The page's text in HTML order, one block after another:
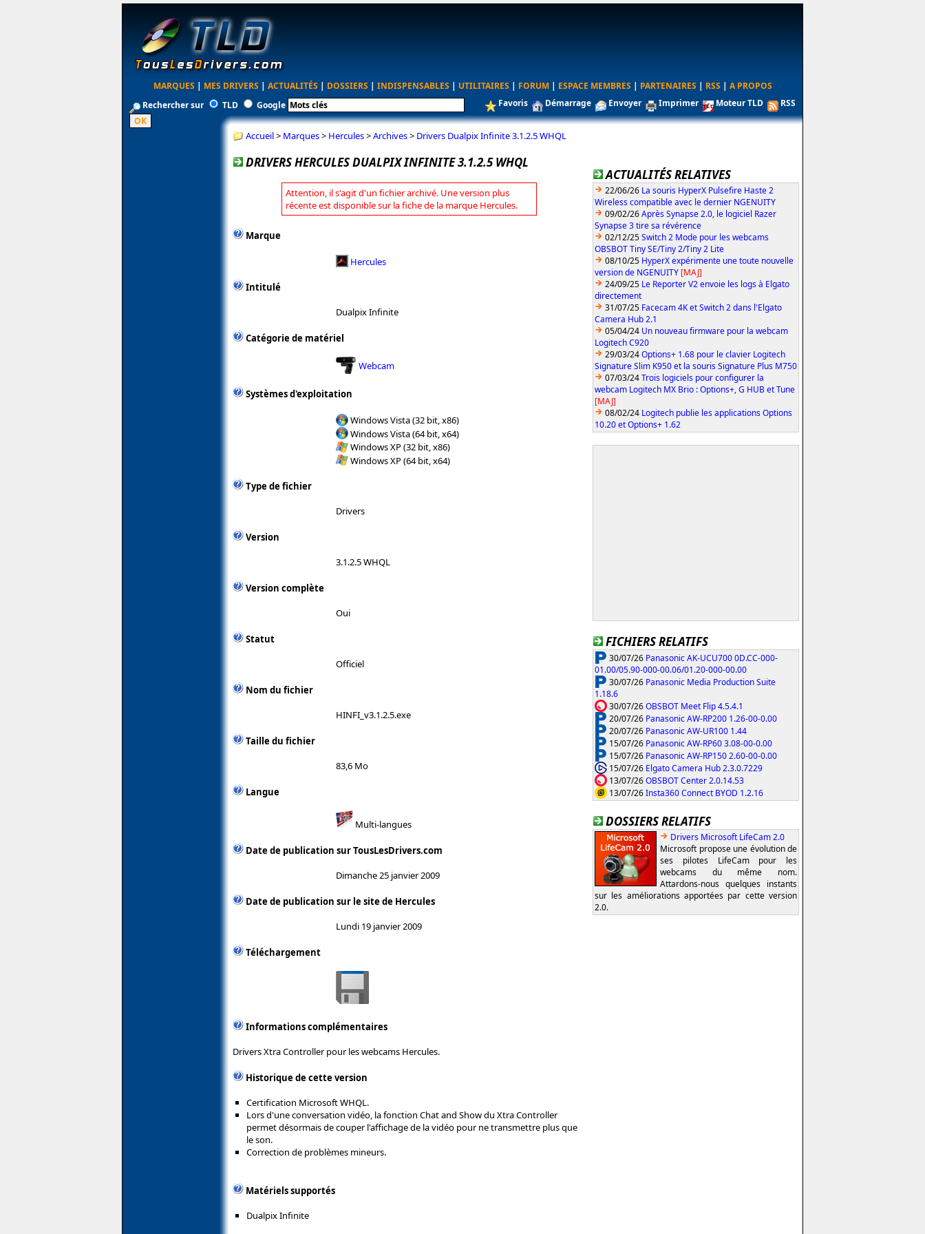
MARQUES | MES DRIVERS | ACTUALITÉS | DOSSIERS | INDISPENSABLES | UTILITAIRES | FORUM | ESPACE MEMBRES | PARTENAIRES | RSS | A PROPOS
Rechercher sur
TLD Google Favoris Démarrage Envoyer Imprimer Moteur TLD RSS
Accueil> Marques> Hercules>Archives> Drivers Dualpix Infinite 3.1.2.5 WHQL
DRIVERS HERCULES DUALPIX INFINITE 3.1.2.5 WHQL
Attention, il s'agit d'un fichier archivé. Une version plus
récente est disponible sur la fiche de la marque Hercules.
Marque
Hercules
Intitulé
Dualpix Infinite
Catégorie de matériel
Webcam
Systèmes d'exploitation
Windows Vista (32 bit, x86)
Windows Vista (64 bit, x64)
Windows XP (32 bit, x86)
Windows XP (64 bit, x64)
Type de fichier
Drivers
Version
3.1.2.5 WHQL
Version complète
Oui
Statut
Officiel
Nom du fichier
HINFI_v3.1.2.5.exe
Taille du fichier
83,6 Mo
Langue
Multi-langues
Date de publication sur TousLesDrivers.com
Dimanche 25 janvier 2009
Date de publication sur le site de Hercules
Lundi 19 janvier 2009
Téléchargement
Informations complémentaires
Drivers Xtra Controller pour les webcams Hercules.
Historique de cette version
Certification Microsoft WHQL.
Lors d'une conversation vidéo, la fonction Chat and Show du Xtra Controller
permet désormais de couper l'affichage de la vidéo pour ne transmettre plus que
le son.
Correction de problèmes mineurs.
Matériels supportés
Dualpix Infinite
ACTUALITÉS RELATIVES
22/06/26 La souris HyperX Pulsefire Haste 2
Wireless compatible avec le dernier NGENUITY
09/02/26Après Synapse 2.0, le logiciel Razer
Synapse 3 tire sa révérence
02/12/25Switch 2 Mode pour les webcams
OBSBOT Tiny SE/Tiny 2/Tiny 2 Lite
08/10/25 HyperX expérimente une toute nouvelle
version de NGENUITY [MAJ]
24/09/25 Le Reporter V2 envoie les logs à Elgato
directement
31/07/25 Facecam 4K et Switch 2 dans l'Elgato
Camera Hub 2.1
05/04/24 Un nouveau firmware pour la webcam
Logitech C920
29/03/24Options+ 1.68 pour le clavier Logitech
Signature Slim K950 et la souris Signature Plus M750
07/03/24Trois logiciels pour configurer la
webcam Logitech MX Brio : Options+, G HUB et Tune
[MAJ]
08/02/24 Logitech publie les applications Options
10.20 et Options+ 1.62
FICHIERS RELATIFS
30/07/26 Panasonic AK-UCU700 0D.CC-000-
01.00/05.90-000-00.06/01.20-000-00.00
30/07/26 Panasonic Media Production Suite
1.18.6
30/07/26OBSBOT Meet Flip 4.5.4.1
20/07/26 Panasonic AW-RP200 1.26-00-0.00
20/07/26 Panasonic AW-UR100 1.44
15/07/26 Panasonic AW-RP60 3.08-00-0.00
15/07/26 Panasonic AW-RP150 2.60-00-0.00
15/07/26 Elgato Camera Hub 2.3.0.7229
13/07/26OBSBOT Center 2.0.14.53
13/07/26Insta360 Connect BYOD 1.2.16
DOSSIERS RELATIFS
Drivers Microsoft LifeCam 2.0
Microsoft propose une évolution de
ses pilotes LifeCam pour les
webcams du même nom.
Attardons-nous quelques instants
sur les améliorations apportées par cette version
2.0.